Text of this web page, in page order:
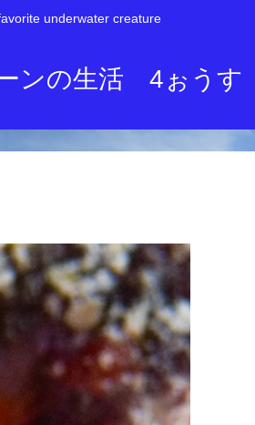
underwater creature
ンの生活 4ぉうす